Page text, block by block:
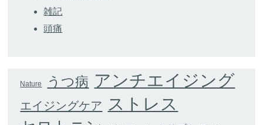
雑記
頭痛
Nature うつ病 アンチエイジング
エイジングケア ストレス